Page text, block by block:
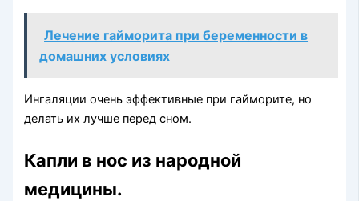
Лечение гайморита при беременности в
домашних условиях
Ингаляции очень эффективные при гайморите, но
делать их лучше перед сном.
Капли в нос из народной
медицины.